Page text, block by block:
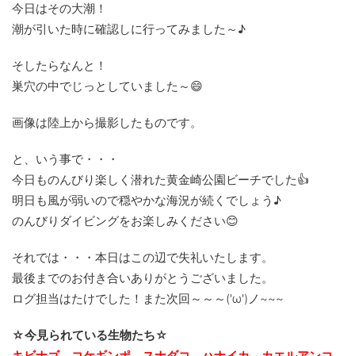
今日はその大潮！
潮が引いた時に確認しに行ってみました～♪
そしたらなんと！
巣穴の中でじっとしていました～😄
画像は陸上から撮影したものです。
と、いう事で・・・
今日ものんびり楽しく潜れた黄金崎公園ビーチでした👍
明日も風が弱いので穏やかな海況が続くでしょう♪
のんびりダイビングをお楽しみください😊
それでは・・・本日はこの辺で失礼いたします。
最後までのお付き合いありがとうございました。
ログ担当はたけでした！また次回～～～('ω')ノ~~~
☆今見られている生物たち☆